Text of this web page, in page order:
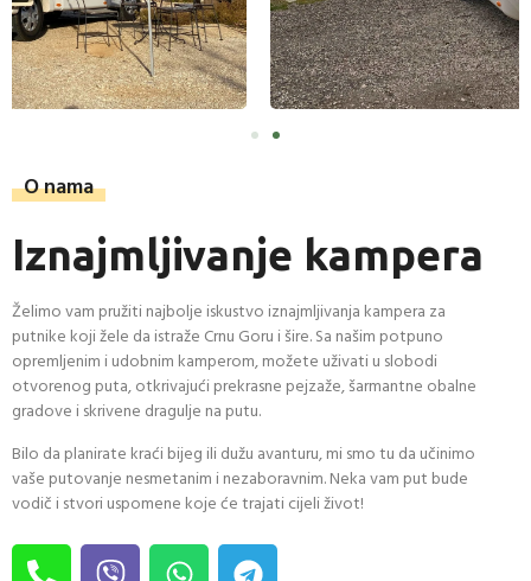
O nama
Iznajmljivanje kampera
Želimo vam pružiti najbolje iskustvo iznajmljivanja kampera za
putnike koji žele da istraže Crnu Goru i šire. Sa našim potpuno
opremljenim i udobnim kamperom, možete uživati ​​u slobodi
otvorenog puta, otkrivajući prekrasne pejzaže, šarmantne obalne
gradove i skrivene dragulje na putu.
Bilo da planirate kraći bijeg ili dužu avanturu, mi smo tu da učinimo
vaše putovanje nesmetanim i nezaboravnim. Neka vam put bude
vodič i stvori uspomene koje će trajati cijeli život!